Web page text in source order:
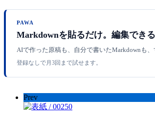
PAWA
Markdownを貼るだけ。編集できる
AIで作った原稿も、自分で書いたMarkdownも
登録なしで月3回まで試せます。
Prev